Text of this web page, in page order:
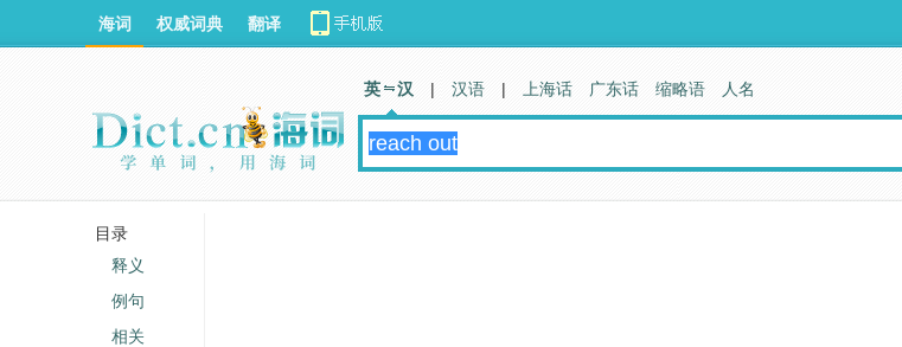
海词 权威词典 翻译
英 汉 | 汉语 | 上海话 广东话 缩略语 人名
目录
释义
例句
相关